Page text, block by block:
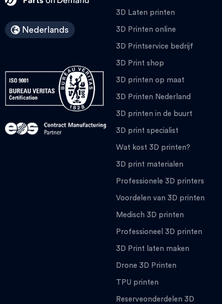
Nederlands
3D Laten printen
3D Printen online
3D Printservice bedrijf
3D Print shop
3D printen op maat
3D Printen Nederland
3D printen in de buurt
3D print specialist
Wat kost 3D printen?
3D print materialen
Professionele 3D printers
Voordelen van 3D printen
Medisch 3D printen
Professioneel 3D printen
3D Print laten maken
Drone 3D Printen
TPU printen
Reserveonderdelen 3D